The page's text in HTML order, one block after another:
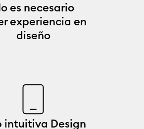
es necesario
experiencia en
diseño
intuitiva Design